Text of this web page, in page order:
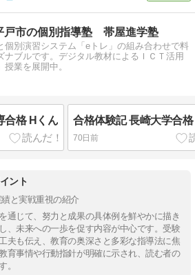
戸市の個別指導塾 帯屋進学塾
個別演習システム「eトレ」の組み合わせで料
ナブルです。デジタル教材によるＩＣＴ活用
授業を展開中。
合格 Hくん 合格体験記 長崎大学合
70日前
ント
績と実戦重視の紹介
通じて、努力と成果の具体例を鮮やかに描き
、未来への一歩を促す内容が中心です。受験
夫も伝え、教育の奥深さと多彩な指導法に焦
育事情や行動指針が明確に示され、読む者の
。